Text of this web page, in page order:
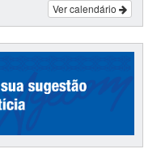
Ver calendário